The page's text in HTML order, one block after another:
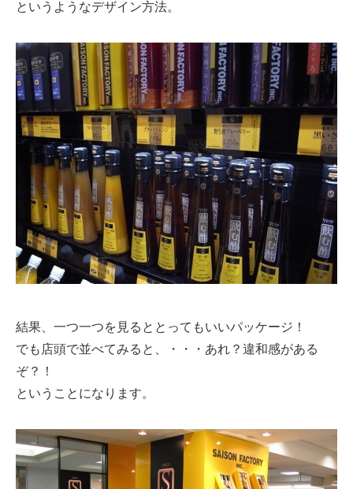
というようなデザイン方法。
結果、一つ一つを見るととってもいいパッケージ！
でも店頭で並べてみると、・・・あれ？違和感がある
ぞ？！
ということになります。